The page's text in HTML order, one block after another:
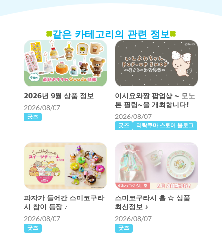
같은 카테고리의 관련 정보
2026년 9월 상품 정보
2026/08/07
굿즈
이시요와짱 팝업샵 ~ 모노
톤 필링~을 개최합니다!
2026/08/07
굿즈 리락쿠마 스토어 블로그
과자가 들어간 스미코구라
시 참이 등장 ♪
2026/08/07
굿즈
스미코구라시 홀 ☆ 상품
최신정보 ♪
2026/08/07
굿즈